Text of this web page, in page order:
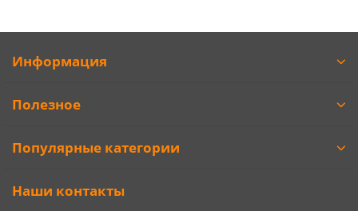
Информация
Полезное
Популярные категории
Наши контакты